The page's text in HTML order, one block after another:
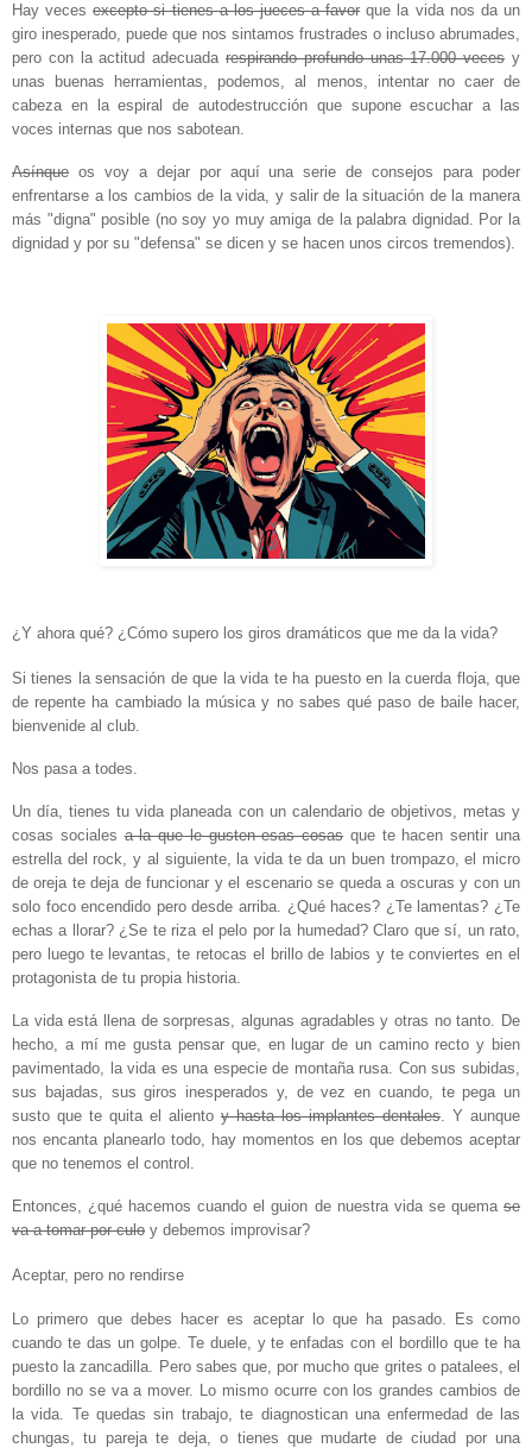
Hay vecesexcepto si tienes a los jueces a favorque la vida nos da un
giro inesperado, puede que nos sintamos frustrades o incluso abrumades,
pero con la actitud adecuada respirando profundo unas 17.000 vecesy
unas buenas herramientas, podemos, al menos, intentar no caer de
cabeza en la espiral de autodestrucción que supone escuchar a las
voces internas que nos sabotean.
Asínque os voy a dejar por aquí una serie de consejos para poder
enfrentarse a los cambios de la vida, y salir de la situación de la manera
más "digna" posible (no soy yo muy amiga de la palabra dignidad. Por la
dignidad y por su "defensa" se dicen y se hacen unos circos tremendos).
¿Y ahora qué? ¿Cómo supero los giros dramáticos que me da la vida?
Si tienes la sensación de que la vida te ha puesto en la cuerda floja, que
de repente ha cambiado la música y no sabes qué paso de baile hacer,
bienvenide al club.
Nos pasa a todes.
Un día, tienes tu vida planeada con un calendario de objetivos, metas y
cosas socialesa la que le gusten esas cosasque te hacen sentir una
estrella del rock, y al siguiente, la vida te da un buen trompazo, el micro
de oreja te deja de funcionar y el escenario se queda a oscuras y con un
solo foco encendido pero desde arriba. ¿Qué haces? ¿Te lamentas? ¿Te
echas a llorar? ¿Se te riza el pelo por la humedad? Claro que sí, un rato,
pero luego te levantas, te retocas el brillo de labios y te conviertes en el
protagonista de tu propia historia.
La vida está llena de sorpresas, algunas agradables y otras no tanto. De
hecho, a mí me gusta pensar que, en lugar de un camino recto y bien
pavimentado, la vida es una especie de montaña rusa. Con sus subidas,
sus bajadas, sus giros inesperados y, de vez en cuando, te pega un
susto que te quita el aliento y hasta los implantes dentales . Y aunque
nos encanta planearlo todo, hay momentos en los que debemos aceptar
que no tenemos el control.
Entonces, ¿qué hacemos cuando el guion de nuestra vida se quema se
va a tomar por culo y debemos improvisar?
Aceptar, pero no rendirse
Lo primero que debes hacer es aceptar lo que ha pasado. Es como
cuando te das un golpe. Te duele, y te enfadas con el bordillo que te ha
puesto la zancadilla. Pero sabes que, por mucho que grites o patalees, el
bordillo no se va a mover. Lo mismo ocurre con los grandes cambios de
la vida. Te quedas sin trabajo, te diagnostican una enfermedad de las
chungas, tu pareja te deja, o tienes que mudarte de ciudad por una